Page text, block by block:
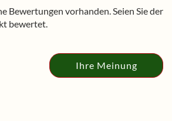
Bewertungen vorhanden. Seien Sie der
bewertet.
Ihre Meinung